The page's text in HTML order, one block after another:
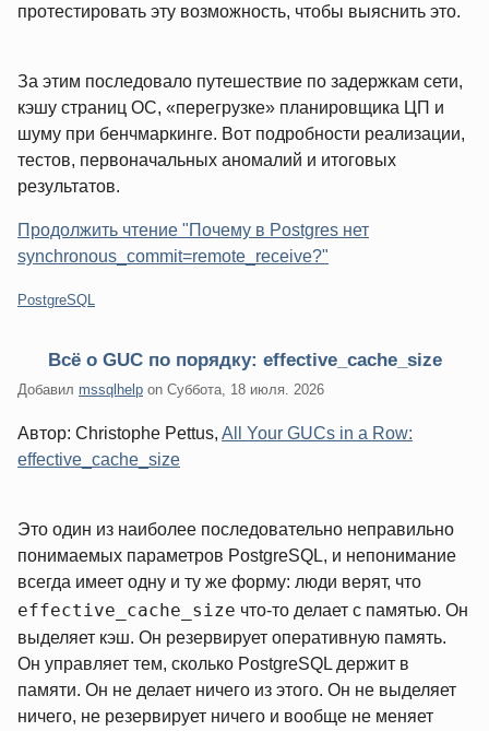
протестировать эту возможность, чтобы выяснить это.
За этим последовало путешествие по задержкам сети,
кэшу страниц ОС, «перегрузке» планировщика ЦП и
шуму при бенчмаркинге. Вот подробности реализации,
тестов, первоначальных аномалий и итоговых
результатов.
Продолжить чтение "Почему в Postgres нет
synchronous_commit=remote_receive?"
Категории:
PostgreSQL
Всё о GUC по порядку: effective_cache_size
Добавил mssqlhelp on Суббота, 18 июля. 2026
Автор: Christophe Pettus, All Your GUCs in a Row:
effective_cache_size
Это один из наиболее последовательно неправильно
понимаемых параметров PostgreSQL, и непонимание
всегда имеет одну и ту же форму: люди верят, что
effective_cache_size что-то делает с памятью. Он
выделяет кэш. Он резервирует оперативную память.
Он управляет тем, сколько PostgreSQL держит в
памяти. Он не делает ничего из этого. Он не выделяет
ничего, не резервирует ничего и вообще не меняет